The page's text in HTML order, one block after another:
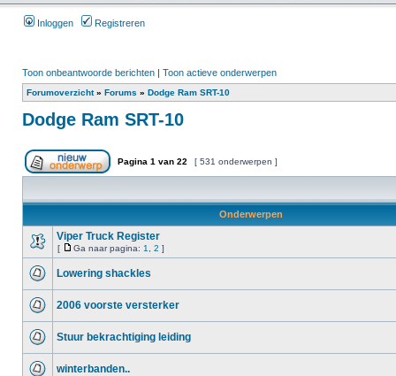
Inloggen Registreren
Toon onbeantwoorde berichten | Toon actieve onderwerpen
Forumoverzicht» Forums » Dodge Ram SRT-10
Dodge Ram SRT-10
Pagina 1 van 22 [ 531 onderwerpen ]
Onderwerpen
Viper Truck Register
[ Ga naar pagina: 1 2 ]
Lowering shackles
2006 voorste versterker
Stuur bekrachtiging leiding
winterbanden..